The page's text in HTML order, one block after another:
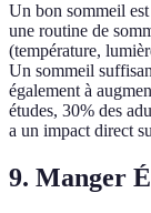
Un bon sommeil
une routine de
(température,
Un sommeil
également à
études, 30% des
a un impact direct
9. Manger